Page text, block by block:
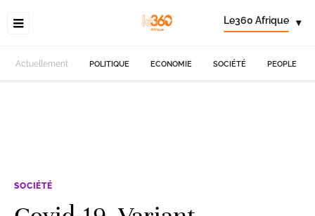
Le360 Afrique ▾
Actuellement POLITIQUE ECONOMIE SOCIÉTÉ PEOPLE
SOCIÉTÉ